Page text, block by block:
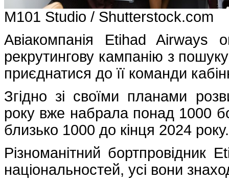
M101 Studio / Shutterstock.com
Авіакомпанія Etihad Airways
рекрутингову кампанію з
приєднатися до її команди
Згідно зі своїми планами
року вже набрала понад 1000
близько 1000 до кінця 2024 року.
Різноманітний бортпровідник
національностей, усі вони